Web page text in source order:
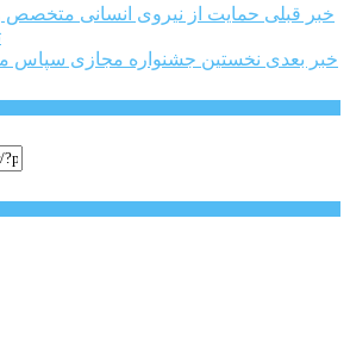
خبر قبلی حمايت از نيروی انسانی متخصص
خبر بعدی نخستین جشنواره مجازی سپاس